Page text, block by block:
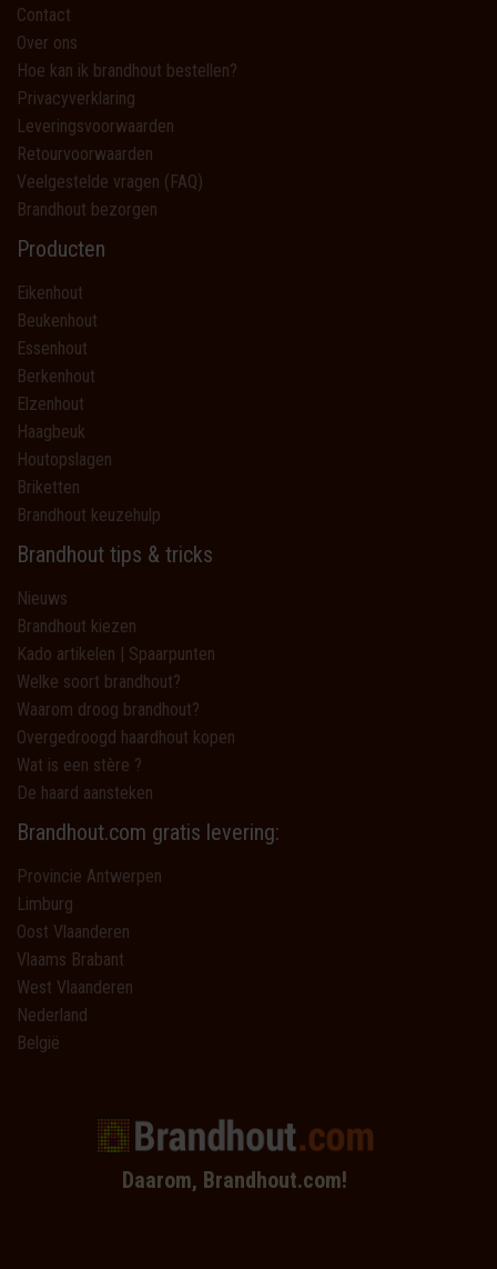
Contact
Over ons
Hoe kan ik brandhout bestellen?
Privacyverklaring
Leveringsvoorwaarden
Retourvoorwaarden
Veelgestelde vragen (FAQ)
Brandhout bezorgen
Producten
Eikenhout
Beukenhout
Essenhout
Berkenhout
Elzenhout
Haagbeuk
Houtopslagen
Briketten
Brandhout keuzehulp
Brandhout tips & tricks
Nieuws
Brandhout kiezen
Kado artikelen | Spaarpunten
Welke soort brandhout?
Waarom droog brandhout?
Overgedroogd haardhout kopen
Wat is een stère ?
De haard aansteken
Brandhout.com gratis levering:
Provincie Antwerpen
Limburg
Oost Vlaanderen
Vlaams Brabant
West Vlaanderen
Nederland
België
Daarom, Brandhout.com!